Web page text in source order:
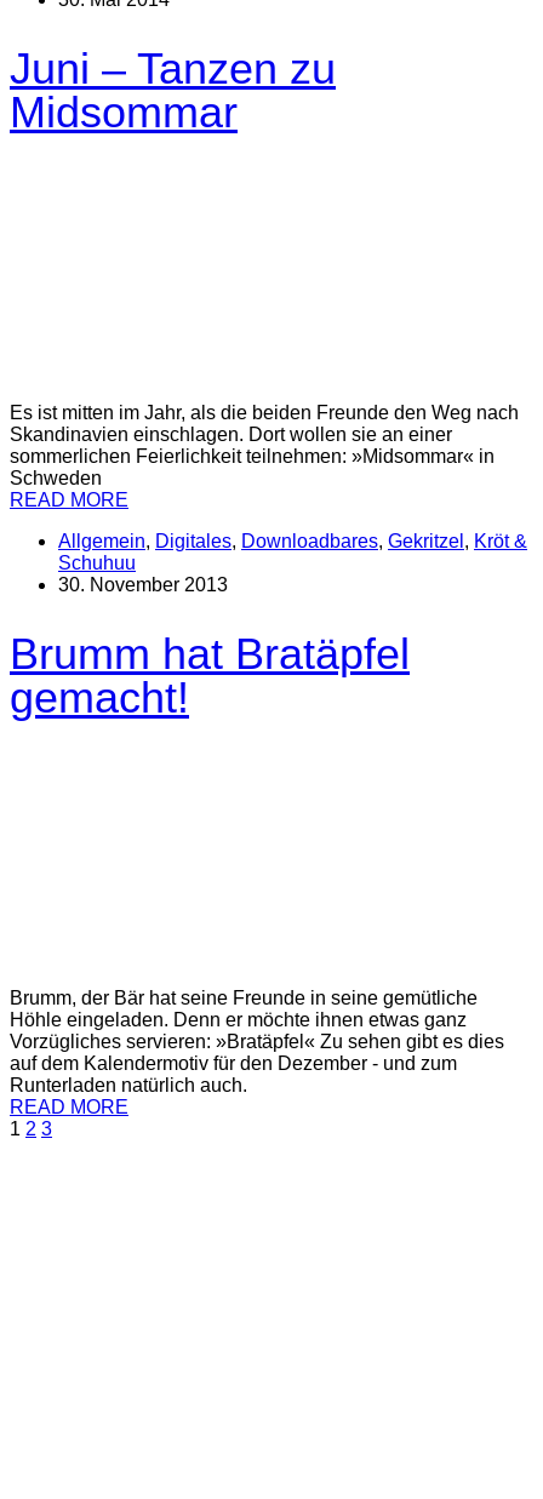
Juni – Tanzen zu
Midsommar
Es ist mitten im Jahr, als die beiden Freunde den Weg nach
Skandinavien einschlagen. Dort wollen sie an einer
sommerlichen Feierlichkeit teilnehmen: »Midsommar« in
Schweden
READ MORE
Allgemein, Digitales, Downloadbares, Gekritzel , Kröt &
Schuhuu
30. November 2013
Brumm hat Bratäpfel
gemacht!
Brumm, der Bär hat seine Freunde in seine gemütliche
Höhle eingeladen. Denn er möchte ihnen etwas ganz
Vorzügliches servieren: »Bratäpfel« Zu sehen gibt es dies
auf dem Kalendermotiv für den Dezember - und zum
Runterladen natürlich auch.
READ MORE
1 2 3